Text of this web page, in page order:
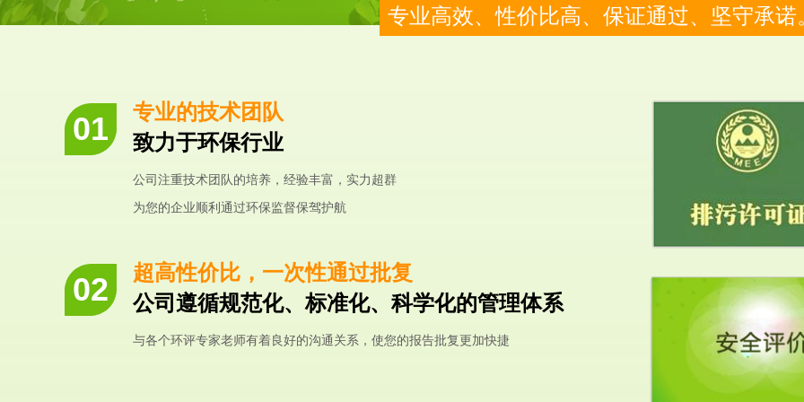
专业高效、性价比高、保证通过、坚守承诺
专业的技术团队
致力于环保行业
公司注重技术团队的培养，经验丰富，实力超群
为您的企业顺利通过环保监督保驾护航
超高性价比，一次性通过批复
公司遵循规范化、标准化、科学化的管理体系
与各个环评专家老师有着良好的沟通关系，使您的报告批复更加快捷